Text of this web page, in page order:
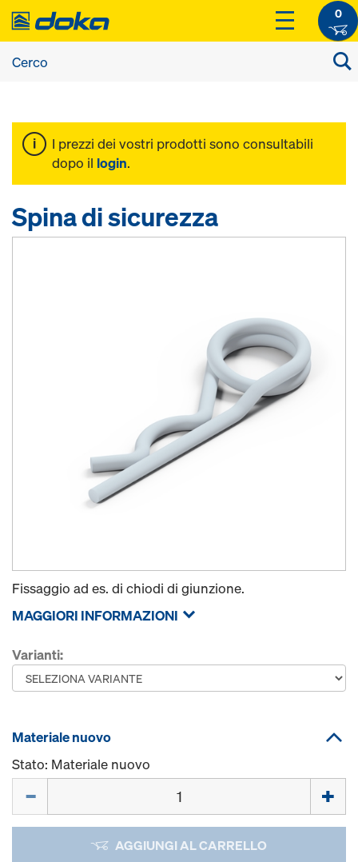
0
I prezzi dei vostri prodotti sono consultabili
dopo il login.
Spina di sicurezza
Fissaggio ad es. di chiodi di giunzione.
MAGGIORI INFORMAZIONI
Varianti:
Materiale nuovo
Stato: Materiale nuovo
AGGIUNGI AL CARRELLO